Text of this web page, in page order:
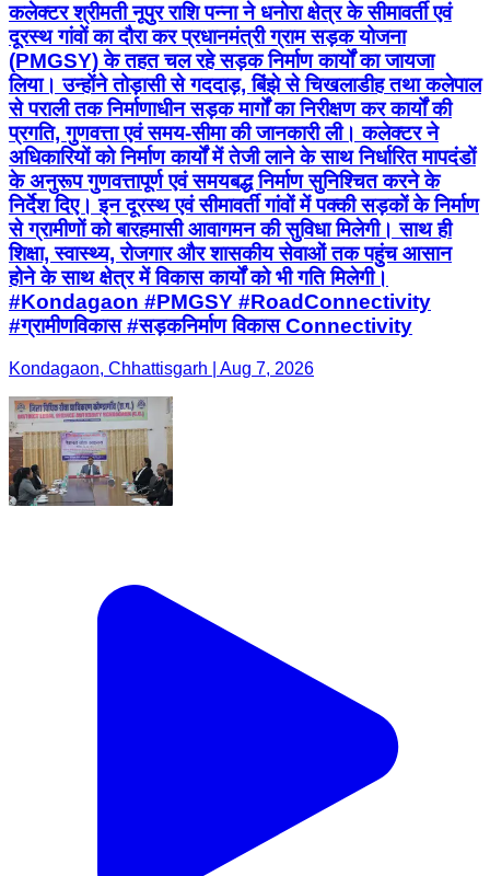
कलेक्टर श्रीमती नूपुर राशि पन्ना ने धनोरा क्षेत्र के सीमावर्ती एवं
दूरस्थ गांवों का दौरा कर प्रधानमंत्री ग्राम सड़क योजना
(PMGSY) के तहत चल रहे सड़क निर्माण कार्यों का जायजा
लिया। उन्होंने तोड़ासी से गददाड़, बिंझे से चिखलाडीह तथा कलेपाल
से पराली तक निर्माणाधीन सड़क मार्गों का निरीक्षण कर कार्यों की
प्रगति, गुणवत्ता एवं समय-सीमा की जानकारी ली। कलेक्टर ने
अधिकारियों को निर्माण कार्यों में तेजी लाने के साथ निर्धारित मापदंडों
के अनुरूप गुणवत्तापूर्ण एवं समयबद्ध निर्माण सुनिश्चित करने के
निर्देश दिए। इन दूरस्थ एवं सीमावर्ती गांवों में पक्की सड़कों के निर्माण
से ग्रामीणों को बारहमासी आवागमन की सुविधा मिलेगी। साथ ही
शिक्षा, स्वास्थ्य, रोजगार और शासकीय सेवाओं तक पहुंच आसान
होने के साथ क्षेत्र में विकास कार्यों को भी गति मिलेगी।
#Kondagaon #PMGSY #RoadConnectivity
#ग्रामीणविकास #सड़कनिर्माण विकास Connectivity
Kondagaon, Chhattisgarh | Aug 7, 2026